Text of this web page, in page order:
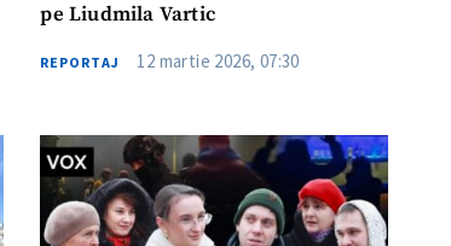
pe Liudmila Vartic
REPORTAJ 12 martie 2026, 07:30